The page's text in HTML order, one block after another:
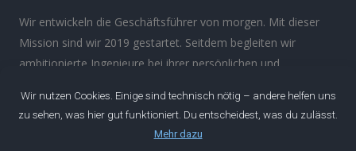
Wir entwickeln die Geschäftsführer von morgen. Mit dieser
Mission sind wir 2019 gestartet. Seitdem begleiten wir
ambitionierte Ingenieure bei ihrer persönlichen und
Über Manifest Impressum Datenschutz